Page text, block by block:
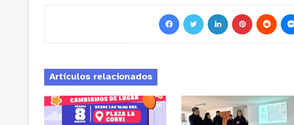
Artículos relacionados